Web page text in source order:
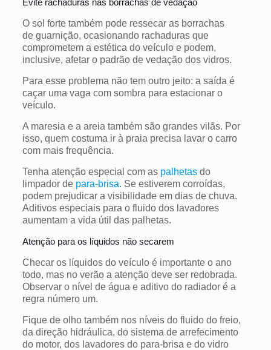
O sol forte também pode ressecar as borrachas
de guarnição, ocasionando rachaduras que
comprometem a estética do veículo e podem,
inclusive, afetar o padrão de vedação dos vidros.
Para esse problema não tem outro jeito: a saída é
caçar uma vaga com sombra para estacionar o
veículo.
A maresia e a areia também são grandes vilãs. Por
isso, quem costuma ir à praia precisa lavar o carro
com mais frequência.
Tenha atenção especial com as palhetasdo
limpador de para-brisa. Se estiverem corroídas,
podem prejudicar a visibilidade em dias de chuva.
Aditivos especiais para o fluido dos lavadores
aumentam a vida útil das palhetas.
Atenção para os líquidos não secarem
Checar os líquidos do veículo é importante o ano
todo, mas no verão a atenção deve ser redobrada.
Observar o nível de água e aditivo do radiador é a
regra número um.
Fique de olho também nos níveis do fluido do freio,
da direção hidráulica, do sistema de arrefecimento
do motor, dos lavadores do para-brisa e do vidro